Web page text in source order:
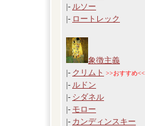
|- ルソー
|- ロートレック
象徴主義
|- クリムト >>おすすめ<<
|- ルドン
|- シダネル
|- モロー
|- カンディンスキー